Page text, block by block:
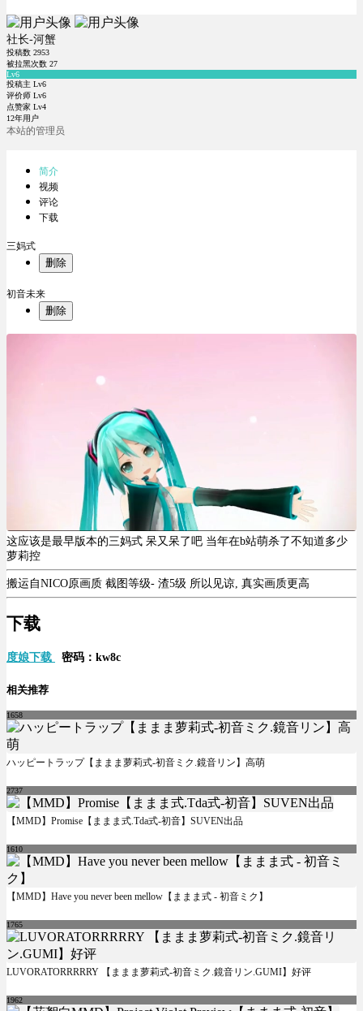
社长-河蟹
投稿数 2953
被拉黑次数 27
Lv6
投稿主 Lv6
评价师 Lv6
点赞家 Lv4
12年用户
本站的管理员
简介
视频
评论
下载
三妈式
删除
初音未来
删除
这应该是最早版本的三妈式 呆又呆了吧 当年在b站萌杀了不知道多少
萝莉控
搬运自NICO原画质 截图等级- 渣5级 所以见谅, 真实画质更高
下载
度娘下载 密码：kw8c
相关推荐
1658
ハッピートラップ【ままま萝莉式-初音ミク.鏡音リン】高萌
2737
【MMD】Promise【ままま式.Tda式-初音】SUVEN出品
1610
【MMD】Have you never been mellow【ままま式 - 初音ミク】
1765
LUVORATORRRRRY 【ままま萝莉式-初音ミク.鏡音リン.GUMI】好评
1962